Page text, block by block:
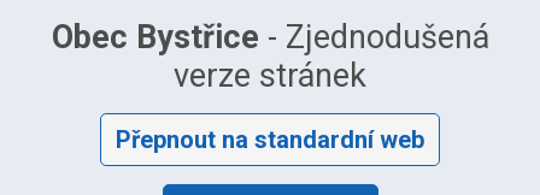
Obec Bystřice - Zjednodušená
verze stránek
Přepnout na standardní web